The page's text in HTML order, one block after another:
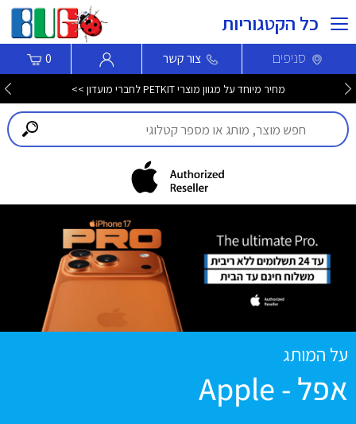
כל הקטגוריות
סניפים צור קשר 0
מחיר מיוחד על מגוון מוצרי PETKIT לחברי מועדון >>
על המותג
אפל - Apple